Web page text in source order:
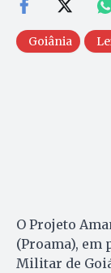
Goiânia
O Projeto
(Proama), em
Militar de